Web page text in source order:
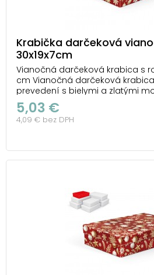
Krabička darčeková
30x19x7cm
Vianočná darčeková krabica s
cm Vianočná darčeková
prevedení s bielymi a zlatými
a ozdôb rozžiari každý darček
nádych. Vďaka atraktívnemu
ozdobou sama o sebe a
5,03 €
4,09 € bez DPH